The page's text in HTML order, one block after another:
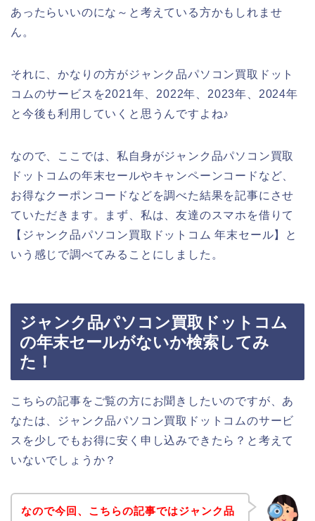
あったらいいのにな～と考えている方かもしれませ
ん。
それに、かなりの方がジャンク品パソコン買取ドット
コムのサービスを2021年、2022年、2023年、2024年
と今後も利用していくと思うんですよね♪
なので、ここでは、私自身がジャンク品パソコン買取
ドットコムの年末セールやキャンペーンコードなど、
お得なクーポンコードなどを調べた結果を記事にさせ
ていただきます。まず、私は、友達のスマホを借りて
【ジャンク品パソコン買取ドットコム 年末セール】と
いう感じで調べてみることにしました。
ジャンク品パソコン買取ドットコム
の年末セールがないか検索してみ
た！
こちらの記事をご覧の方にお聞きしたいのですが、あ
なたは、ジャンク品パソコン買取ドットコムのサービ
スを少しでもお得に安く申し込みできたら？と考えて
いないでしょうか？
なので今回、こちらの記事ではジャンク品